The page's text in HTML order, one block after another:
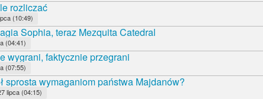
rozliczać
(10:49)
Sophia, teraz Mezquita Catedral
(04:41)
wygrani, faktycznie przegrani
(07:55)
sprosta wymaganiom państwa Majdanów?
lipca (04:15)